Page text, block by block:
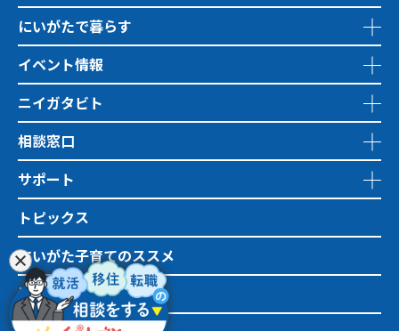
にいがたで暮らす
イベント情報
ニイガタビト
相談窓口
サポート
トピックス
にいがた子育てのススメ
地域おこし協力隊